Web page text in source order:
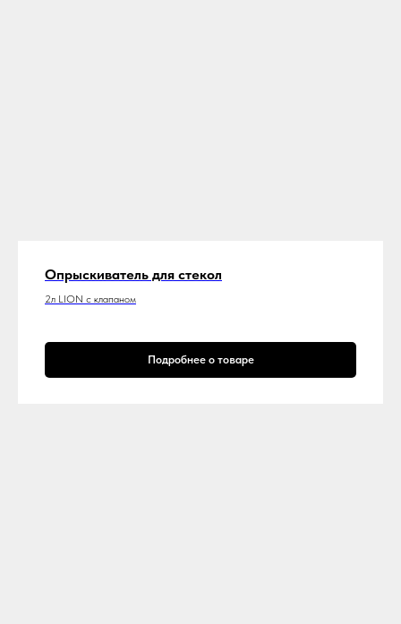
Опрыскиватель для стекол
2л LION с клапаном
Подробнее о товаре